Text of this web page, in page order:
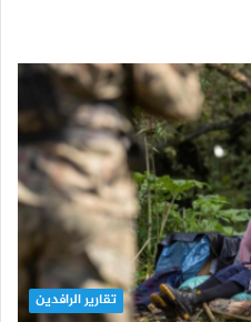
تقارير الرافدين